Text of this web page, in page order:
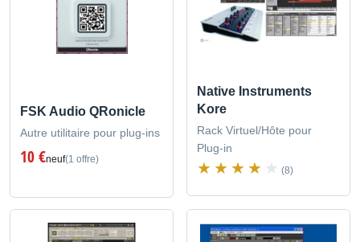
FSK Audio QRonicle
Autre utilitaire pour plug-ins
10 €neuf(1 offre)
Native Instruments
Kore
Rack Virtuel/Hôte pour
Plug-in
(8)